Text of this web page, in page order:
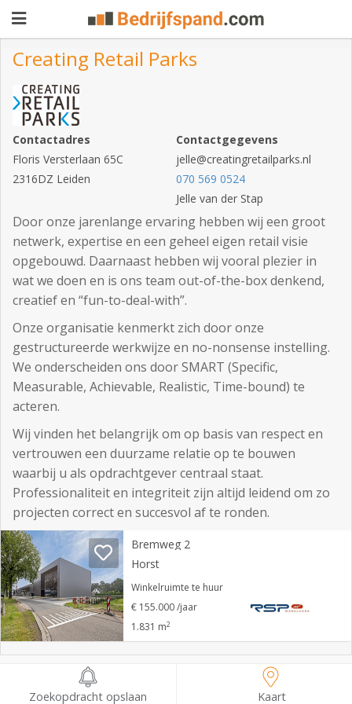
Pand
aanbieden
Pand
zoeken
Waarom
adverteren
Premium
adverteren
Blog
Login
Creating Retail Parks
Contactadres
Floris Versterlaan 65C
2316DZ Leiden
Contactgegevens
jelle@creatingretailparks.nl
070 569 0524
Jelle van der Stap
Door onze jarenlange ervaring hebben wij een groot
netwerk, expertise en een geheel eigen retail visie
opgebouwd. Daarnaast hebben wij vooral plezier in
wat we doen en is ons team out-of-the-box denkend,
creatief en “fun-to-deal-with”.
Onze organisatie kenmerkt zich door onze
gestructureerde werkwijze en no-nonsense instelling.
We onderscheiden ons door SMART (Specific,
Measurable, Achievable, Realistic, Time-bound) te
acteren.
Wij vinden het belangrijk om op basis van respect en
vertrouwen een duurzame relatie op te bouwen
waarbij u als opdrachtgever centraal staat.
Professionaliteit en integriteit zijn altijd leidend om zo
projecten correct en succesvol af te ronden.
Bremweg 2
Horst
Winkelruimte te huur
€ 155.000 /jaar
1.831 m2
Zaandam
Zoekopdracht opslaan Kaart